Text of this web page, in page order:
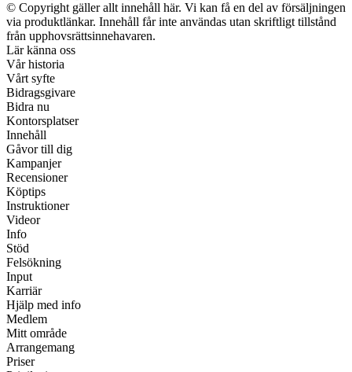
© Copyright gäller allt innehåll här. Vi kan få en del av försäljningen
via produktlänkar. Innehåll får inte användas utan skriftligt tillstånd
från upphovsrättsinnehavaren.
Lär känna oss
Vår historia
Vårt syfte
Bidragsgivare
Bidra nu
Kontorsplatser
Innehåll
Gåvor till dig
Kampanjer
Recensioner
Köptips
Instruktioner
Videor
Info
Stöd
Felsökning
Input
Karriär
Hjälp med info
Medlem
Mitt område
Arrangemang
Priser